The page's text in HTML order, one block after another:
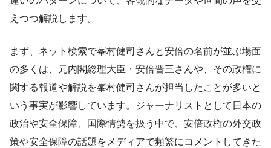
えつつ解説します。
まず、ネット検索で峯村健司さんと安倍の名前が並ぶ場面
の多くは、元内閣総理大臣・安倍晋三さんや、その政権に
関する報道や解説を峯村健司さんが担当したことが多いと
いう事実が影響しています。ジャーナリストとして日本の
政治や安全保障、国際情勢を扱う中で、安倍政権の外交政
策や安全保障の話題をメディアで頻繁にコメントしてきた